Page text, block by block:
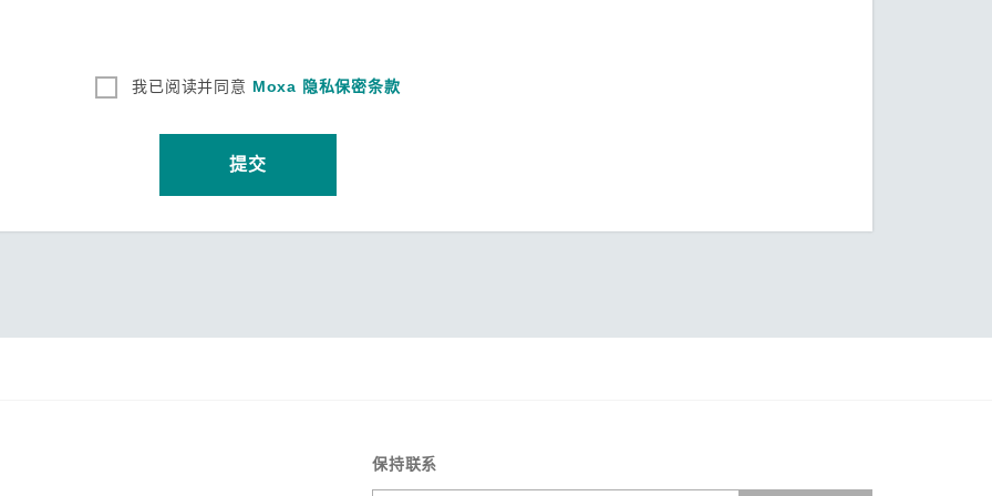
我已阅读并同意 Moxa 隐私保密条款
提交
保持联系